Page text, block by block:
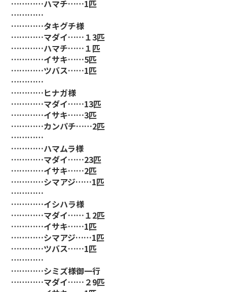
…………ハマチ……1匹
…………
…………タキグチ様
…………マダイ……１3匹
…………ハマチ……１匹
…………イサキ……5匹
…………ツバス……1匹
…………
…………ヒナガ様
…………マダイ……13匹
…………イサキ……3匹
…………カンパチ……2匹
…………
…………ハマムラ様
…………マダイ……23匹
…………イサキ……2匹
…………シマアジ……1匹
…………
…………イシハラ様
…………マダイ……１2匹
…………イサキ……1匹
…………シマアジ……1匹
…………ツバス……1匹
…………
…………シミズ様御一行
…………マダイ……２9匹